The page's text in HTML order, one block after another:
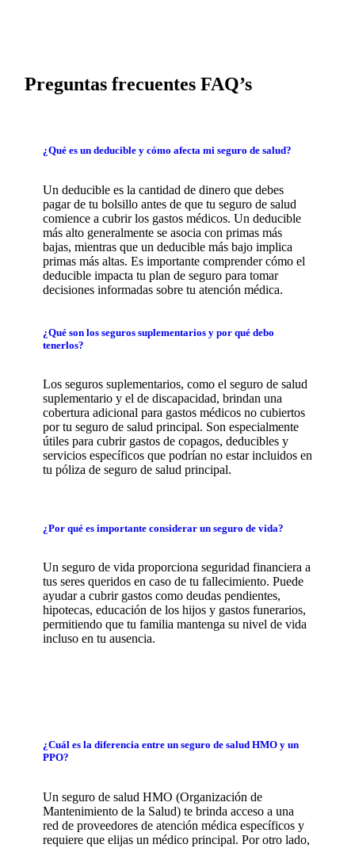
Preguntas frecuentes FAQ’s
¿Qué es un deducible y cómo afecta mi seguro de salud?
Un deducible es la cantidad de dinero que debes
pagar de tu bolsillo antes de que tu seguro de salud
comience a cubrir los gastos médicos. Un deducible
más alto generalmente se asocia con primas más
bajas, mientras que un deducible más bajo implica
primas más altas. Es importante comprender cómo el
deducible impacta tu plan de seguro para tomar
decisiones informadas sobre tu atención médica.
¿Qué son los seguros suplementarios y por qué debo
tenerlos?
Los seguros suplementarios, como el seguro de salud
suplementario y el de discapacidad, brindan una
cobertura adicional para gastos médicos no cubiertos
por tu seguro de salud principal. Son especialmente
útiles para cubrir gastos de copagos, deducibles y
servicios específicos que podrían no estar incluidos en
tu póliza de seguro de salud principal.
¿Por qué es importante considerar un seguro de vida?
Un seguro de vida proporciona seguridad financiera a
tus seres queridos en caso de tu fallecimiento. Puede
ayudar a cubrir gastos como deudas pendientes,
hipotecas, educación de los hijos y gastos funerarios,
permitiendo que tu familia mantenga su nivel de vida
incluso en tu ausencia.
¿Cuál es la diferencia entre un seguro de salud HMO y un
PPO?
Un seguro de salud HMO (Organización de
Mantenimiento de la Salud) te brinda acceso a una
red de proveedores de atención médica específicos y
requiere que elijas un médico principal. Por otro lado,